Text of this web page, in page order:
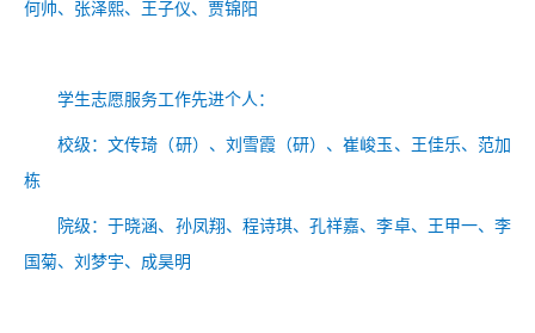
何帅、张泽熙、王子仪、贾锦阳
学生志愿服务工作先进个人：
校级 ：文传琦（研） 、刘雪霞（研） 、崔峻玉、王佳乐、范加
栋
院级：于晓涵、孙凤翔、程诗琪、孔祥嘉、李卓、王甲一、李
国菊、刘梦宇、成昊明